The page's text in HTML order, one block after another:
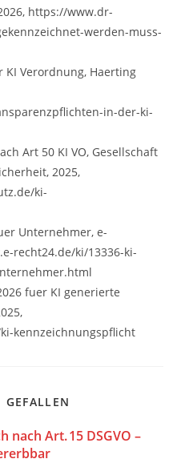
https://www.dr-
werden-muss-
Verordnung, Haerting
in-der-ki-
Art 50 KI VO, Gesellschaft
2025,
ki-
Unternehmer, e-
recht24.de/ki/13336-ki-
fuer KI generierte
kennzeichnungspflicht
Art. 15 DSGVO –